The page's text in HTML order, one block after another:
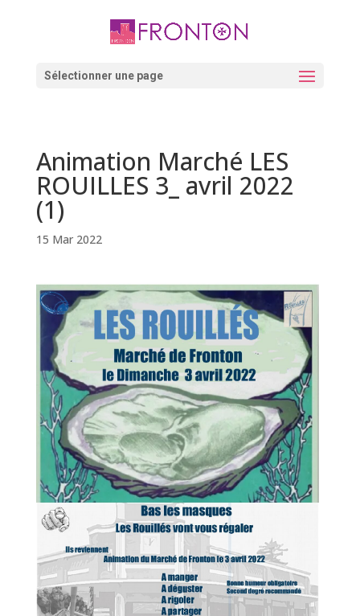
Sélectionner une page
Animation Marché LES
ROUILLES 3_ avril 2022
(1)
15 Mar 2022